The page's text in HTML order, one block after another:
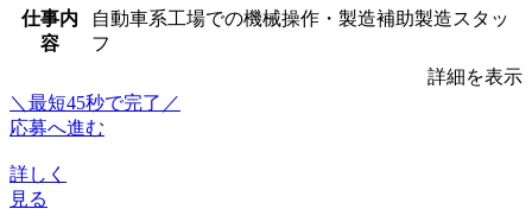
仕事内
容
自動車系工場での機械操作・製造補助製造スタッ
フ
詳細を表示
＼最短45秒で完了／
応募へ進む
詳しく
見る